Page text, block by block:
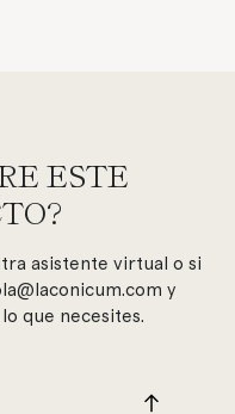
ESTE
asistente virtual o si
y
que necesites.